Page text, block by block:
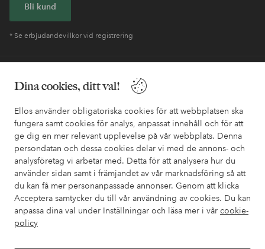
Dina cookies, ditt val!
Ellos använder obligatoriska cookies för att webbplatsen ska
fungera samt cookies för analys, anpassat innehåll och för att
ge dig en mer relevant upplevelse på vår webbplats. Denna
persondatan och dessa cookies delar vi med de annons- och
analysföretag vi arbetar med. Detta för att analysera hur du
använder sidan samt i främjandet av vår marknadsföring så att
du kan få mer personanpassade annonser. Genom att klicka
Acceptera samtycker du till vår användning av cookies. Du kan
anpassa dina val under Inställningar och läsa mer i vår cookie-
policy
Bli kund
* Se erbjudandevillkor vid registrering
också information om hur du enklast kontaktar oss.
Kundservice Beställning Betalsätt
Mina sidor
Om Ellos